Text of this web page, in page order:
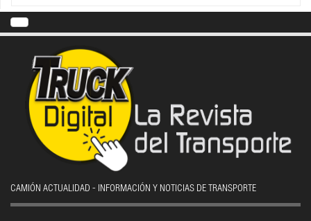
CAMIÓN ACTUALIDAD - INFORMACIÓN Y NOTICIAS DE TRANSPORTE